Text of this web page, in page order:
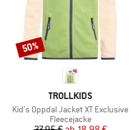
MARKE
TROLLKIDS
Artikel
Kid's Oppdal Jacket XT Exclusive
Produktgruppe
Fleecejacke
Rabatt
50%